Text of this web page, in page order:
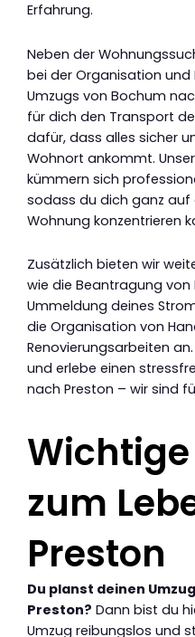
Erfahrung.
Neben der
bei der Organisation und
Umzugs von Bochum
für dich den Transport
dafür, dass alles sicher
Wohnort ankommt.
kümmern sich
sodass du dich ganz auf
Wohnung konzentrieren
Zusätzlich bieten wir
wie die Beantragung
Ummeldung deines
die Organisation von
Renovierungsarbeiten
und erlebe einen
nach Preston – wir sind
zum
Preston
Du planst deinen
Preston? Dann bist du
Umzug reibungslos und